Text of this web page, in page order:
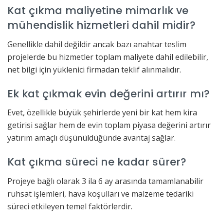
Kat çıkma maliyetine mimarlık ve
mühendislik hizmetleri dahil midir?
Genellikle dahil değildir ancak bazı anahtar teslim
projelerde bu hizmetler toplam maliyete dahil edilebilir,
net bilgi için yüklenici firmadan teklif alınmalıdır.
Ek kat çıkmak evin değerini artırır mı?
Evet, özellikle büyük şehirlerde yeni bir kat hem kira
getirisi sağlar hem de evin toplam piyasa değerini artırır
yatırım amaçlı düşünüldüğünde avantaj sağlar.
Kat çıkma süreci ne kadar sürer?
Projeye bağlı olarak 3 ila 6 ay arasında tamamlanabilir
ruhsat işlemleri, hava koşulları ve malzeme tedariki
süreci etkileyen temel faktörlerdir.